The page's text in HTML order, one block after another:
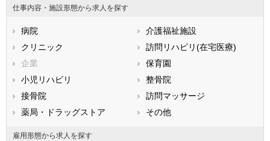
石川県
福井県
静岡県
三重県
滋賀県
大阪府
兵庫県
鳥取県
広島県
徳島県
香川県
愛媛県
仕事内容・施設形態から求人を探す
病院
介護福祉施設
クリニック
訪問リハビリ(在宅医療)
企業
保育園
小児リハビリ
整骨院
接骨院
訪問マッサージ
薬局・ドラッグストア
その他
雇用形態から求人を探す